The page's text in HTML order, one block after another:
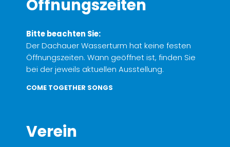
Öffnungszeiten
Bitte beachten Sie:
Der Dachauer Wasserturm hat keine festen
Öffnungszeiten. Wann geöffnet ist, finden Sie
bei der jeweils aktuellen Ausstellung.
COME TOGETHER SONGS
Verein